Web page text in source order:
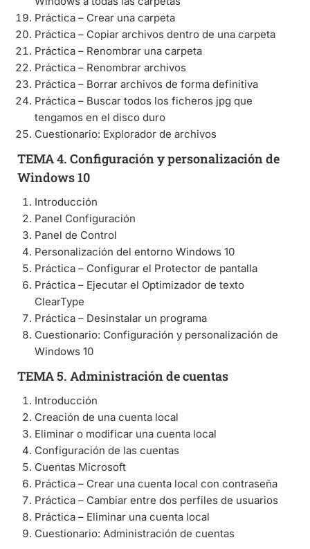
Práctica – Crear una carpeta
Práctica – Copiar archivos dentro de una carpeta
Práctica – Renombrar una carpeta
Práctica – Renombrar archivos
Práctica – Borrar archivos de forma definitiva
Práctica – Buscar todos los ficheros jpg que
tengamos en el disco duro
Cuestionario: Explorador de archivos
TEMA 4. Configuración y personalización de
Windows 10
Introducción
Panel Configuración
Panel de Control
Personalización del entorno Windows 10
Práctica – Configurar el Protector de pantalla
Práctica – Ejecutar el Optimizador de texto
ClearType
Práctica – Desinstalar un programa
Cuestionario: Configuración y personalización de
Windows 10
TEMA 5. Administración de cuentas
Introducción
Creación de una cuenta local
Eliminar o modificar una cuenta local
Configuración de las cuentas
Cuentas Microsoft
Práctica – Crear una cuenta local con contraseña
Práctica – Cambiar entre dos perfiles de usuarios
Práctica – Eliminar una cuenta local
Cuestionario: Administración de cuentas